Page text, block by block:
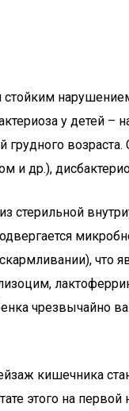
стойким
у детей
грудного
и др.),
стерильной
чрезвычайно
кишечника
этого на